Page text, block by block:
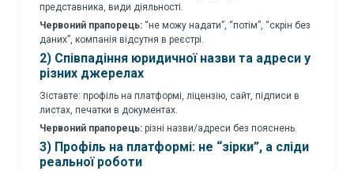
представника, види діяльності.
Червоний прапорець: “не можу надати”, “потім”, “скрін без
даних”, компанія відсутня в реєстрі.
2) Співпадіння юридичної назви та адреси у
різних джерелах
Зіставте: профіль на платформі, ліцензію, сайт, підписи в
листах, печатки в документах.
Червоний прапорець: різні назви/адреси без пояснень.
3) Профіль на платформі: не “зірки”, а сліди
реальної роботи